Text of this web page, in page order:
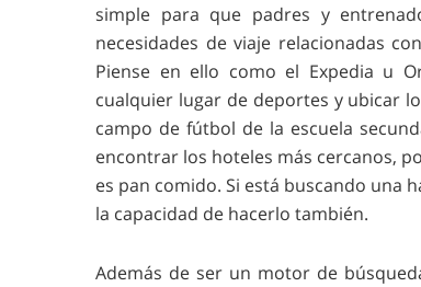
simple para que padres y
necesidades de viaje relacionadas
Piense en ello como el Expedia u
cualquier lugar de deportes y ubicar
campo de fútbol de la escuela
encontrar los hoteles más cercanos,
es pan comido. Si está buscando una
la capacidad de hacerlo también.
Además de ser un motor de